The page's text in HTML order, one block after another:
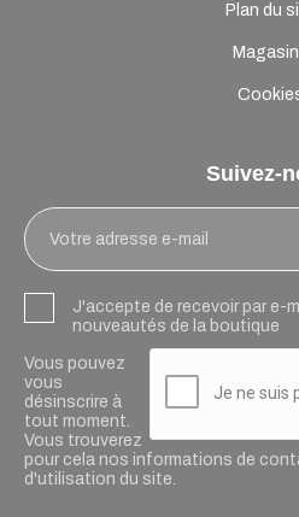
Plan du
Suivez-
J'accepte de recevoir par e-
nouveautés de la boutique
Vous pouvez
vous
désinscrire à
tout moment.
Vous trouverez
pour cela nos informations de
d'utilisation du site.